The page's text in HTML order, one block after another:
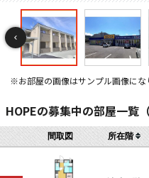
※お部屋の画像はサンプル画像にな
HOPEの募集中の部屋一覧
間取図 所在階